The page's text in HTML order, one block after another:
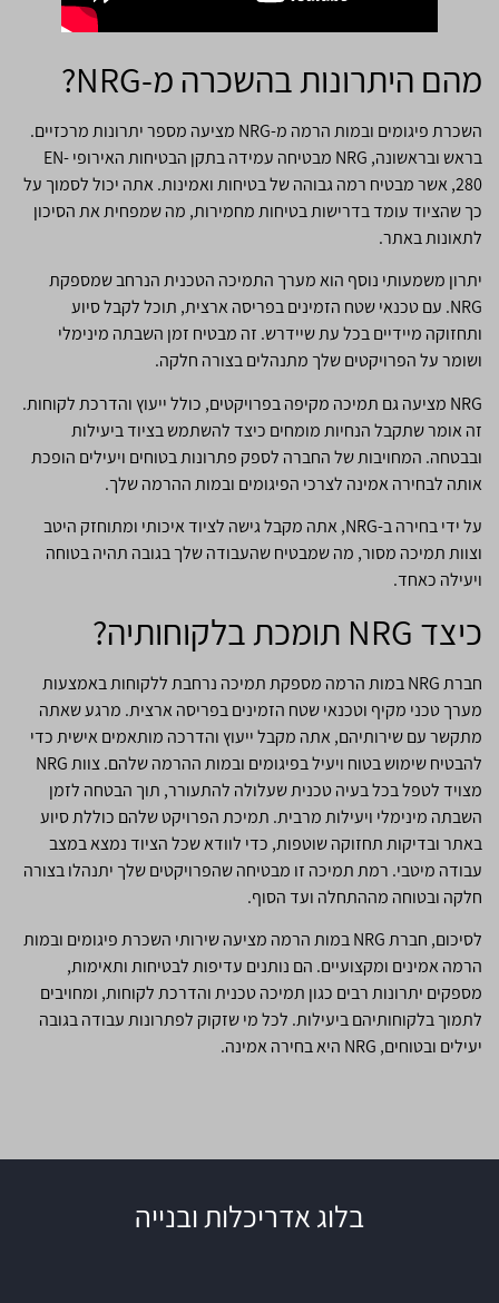
מהם היתרונות בהשכרה מ-NRG?
השכרת פיגומים ובמות הרמה מ-NRG מציעה מספר יתרונות מרכזיים.
בראש ובראשונה, NRG מבטיחה עמידה בתקן הבטיחות האירופי EN-
280, אשר מבטיח רמה גבוהה של בטיחות ואמינות. אתה יכול לסמוך על
כך שהציוד עומד בדרישות בטיחות מחמירות, מה שמפחית את הסיכון
לתאונות באתר.
יתרון משמעותי נוסף הוא מערך התמיכה הטכנית הנרחב שמספקת
NRG. עם טכנאי שטח הזמינים בפריסה ארצית, תוכל לקבל סיוע
ותחזוקה מיידיים בכל עת שיידרש. זה מבטיח זמן השבתה מינימלי
ושומר על הפרויקטים שלך מתנהלים בצורה חלקה.
NRG מציעה גם תמיכה מקיפה בפרויקטים, כולל ייעוץ והדרכת לקוחות.
זה אומר שתקבל הנחיות מומחים כיצד להשתמש בציוד ביעילות
ובבטחה. המחויבות של החברה לספק פתרונות בטוחים ויעילים הופכת
אותה לבחירה אמינה לצרכי הפיגומים ובמות ההרמה שלך.
על ידי בחירה ב-NRG, אתה מקבל גישה לציוד איכותי ומתוחזק היטב
וצוות תמיכה מסור, מה שמבטיח שהעבודה שלך בגובה תהיה בטוחה
ויעילה כאחד.
כיצד NRG תומכת בלקוחותיה?
חברת NRG במות הרמה מספקת תמיכה נרחבת ללקוחות באמצעות
מערך טכני מקיף וטכנאי שטח הזמינים בפריסה ארצית. מרגע שאתה
מתקשר עם שירותיהם, אתה מקבל ייעוץ והדרכה מותאמים אישית כדי
להבטיח שימוש בטוח ויעיל בפיגומים ובמות ההרמה שלהם. צוות NRG
מצויד לטפל בכל בעיה טכנית שעלולה להתעורר, תוך הבטחה לזמן
השבתה מינימלי ויעילות מרבית. תמיכת הפרויקט שלהם כוללת סיוע
באתר ובדיקות תחזוקה שוטפות, כדי לוודא שכל הציוד נמצא במצב
עבודה מיטבי. רמת תמיכה זו מבטיחה שהפרויקטים שלך יתנהלו בצורה
חלקה ובטוחה מההתחלה ועד הסוף.
לסיכום, חברת NRG במות הרמה מציעה שירותי השכרת פיגומים ובמות
הרמה אמינים ומקצועיים. הם נותנים עדיפות לבטיחות ותאימות,
מספקים יתרונות רבים כגון תמיכה טכנית והדרכת לקוחות, ומחויבים
לתמוך בלקוחותיהם ביעילות. לכל מי שזקוק לפתרונות עבודה בגובה
יעילים ובטוחים, NRG היא בחירה אמינה.
בלוג אדריכלות ובנייה